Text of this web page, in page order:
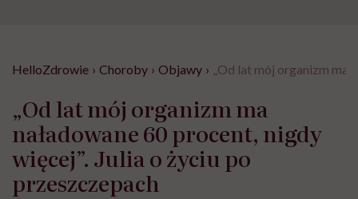
HelloZdrowie › Choroby › Objawy › „Od lat mój organizm ma
„Od lat mój organizm ma
naładowane 60 procent, nigdy
więcej”. Julia o życiu po
przeszczepach